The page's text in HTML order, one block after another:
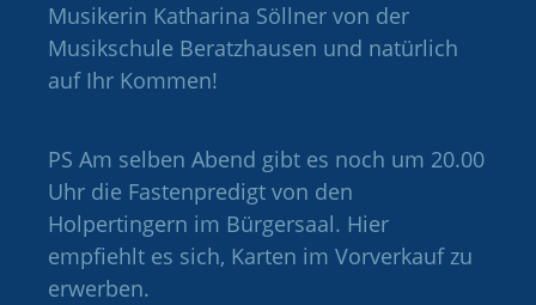
Musikerin Katharina Söllner von der
Musikschule Beratzhausen und natürlich
auf Ihr Kommen!
PS Am selben Abend gibt es noch um 20.00
Uhr die Fastenpredigt von den
Holpertingern im Bürgersaal. Hier
empfiehlt es sich, Karten im Vorverkauf zu
erwerben.